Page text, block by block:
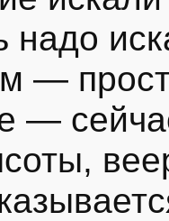
надо
—
—